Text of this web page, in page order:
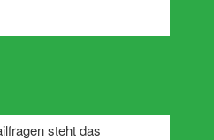
steht das